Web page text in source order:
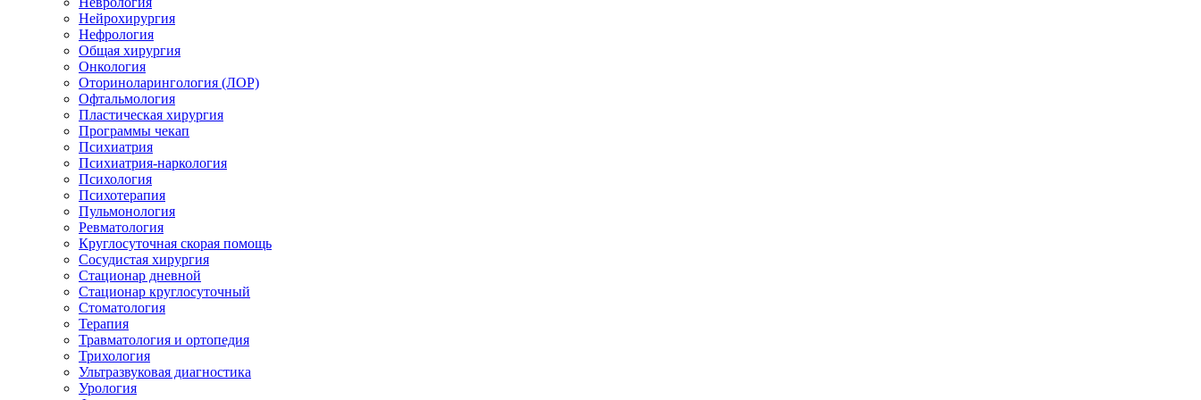
Нейрохирургия
Нефрология
Общая хирургия
Онкология
Оториноларингология (ЛОР)
Офтальмология
Пластическая хирургия
Программы чекап
Психиатрия
Психиатрия-наркология
Психология
Психотерапия
Пульмонология
Ревматология
Круглосуточная скорая помощь
Сосудистая хирургия
Стационар дневной
Стационар круглосуточный
Стоматология
Терапия
Травматология и ортопедия
Трихология
Ультразвуковая диагностика
Урология